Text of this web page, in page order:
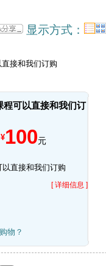
显示方式：
程可以直接和我们订
¥100元
直接和我们订购
[ 详细信息 ]
物？